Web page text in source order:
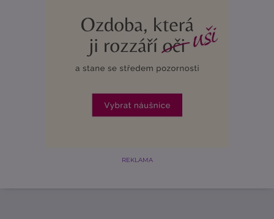
REKLAMA